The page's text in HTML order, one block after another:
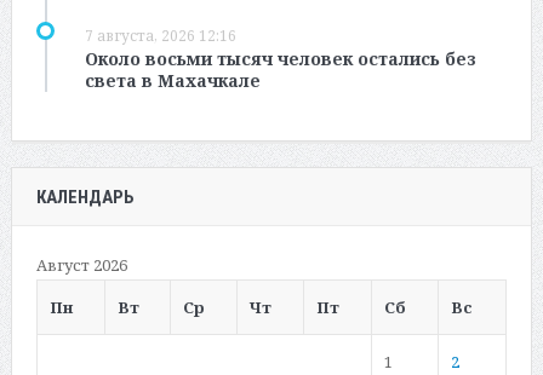
7 августа, 2026 12:16
Около восьми тысяч человек остались без
света в Махачкале
КАЛЕНДАРЬ
Август 2026
Пн
Вт Ср Чт Пт Сб Вс
1 2